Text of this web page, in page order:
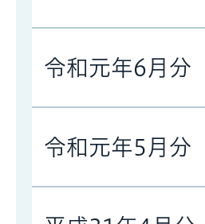
令和元年6月分
令和元年5月分